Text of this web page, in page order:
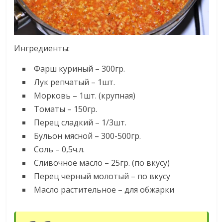
Ингредиенты:
Фарш куриный – 300гр.
Лук репчатый – 1шт.
Морковь – 1шт. (крупная)
Томаты – 150гр.
Перец сладкий – 1/3шт.
Бульон мясной – 300-500гр.
Соль – 0,5ч.л.
Сливочное масло – 25гр. (по вкусу)
Перец черный молотый – по вкусу
Масло растительное – для обжарки